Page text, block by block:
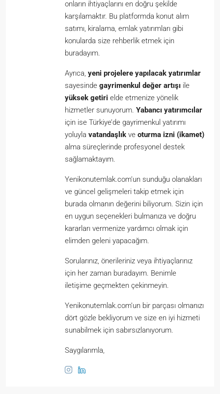
onların ihtiyaçlarını en doğru şekilde
karşılamaktır. Bu platformda konut alım
satımı, kiralama, emlak yatırımları gibi
konularda size rehberlik etmek için
buradayım.
Ayrıca, yeni projelere yapılacak yatırımlar
sayesinde gayrimenkul değer artışı ile
yüksek getiri elde etmenize yönelik
hizmetler sunuyorum. Yabancı yatırımcılar
için ise Türkiye’de gayrimenkul yatırımı
yoluyla vatandaşlık ve oturma izni (ikamet)
alma süreçlerinde profesyonel destek
sağlamaktayım.
Yenikonutemlak.com’un sunduğu olanakları
ve güncel gelişmeleri takip etmek için
burada olmanın değerini biliyorum. Sizin için
en uygun seçenekleri bulmanıza ve doğru
kararları vermenize yardımcı olmak için
elimden geleni yapacağım.
Sorularınız, önerileriniz veya ihtiyaçlarınız
için her zaman buradayım. Benimle
iletişime geçmekten çekinmeyin.
Yenikonutemlak.com’un bir parçası olmanızı
dört gözle bekliyorum ve size en iyi hizmeti
sunabilmek için sabırsızlanıyorum.
Saygılarımla,